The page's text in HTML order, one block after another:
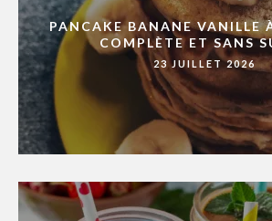
PANCAKE BANANE VANILLE
COMPLÈTE ET SANS
23 JUILLET 2026